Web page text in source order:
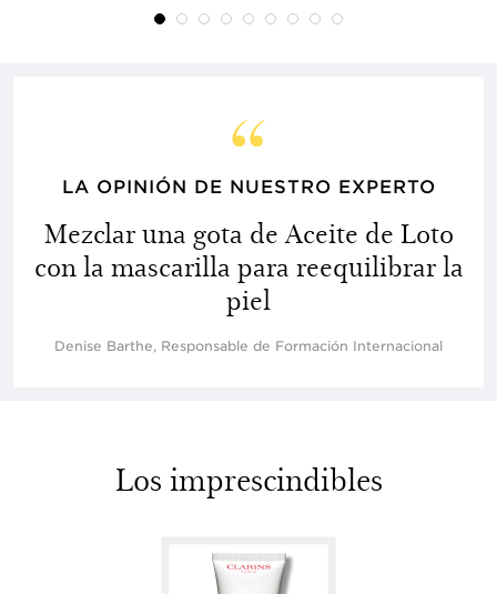
LA OPINIÓN DE NUESTRO EXPERTO
Mezclar una gota de Aceite de Loto
con la mascarilla para reequilibrar la
piel
Denise Barthe, Responsable de Formación Internacional
Los imprescindibles